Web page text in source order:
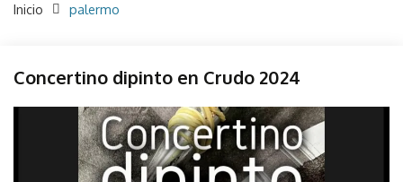
Inicio palermo
Perfos
Concertino dipinto en Crudo 2024